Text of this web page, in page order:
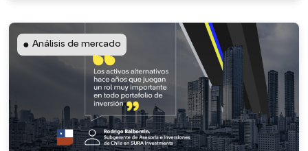
● Análisis de mercado